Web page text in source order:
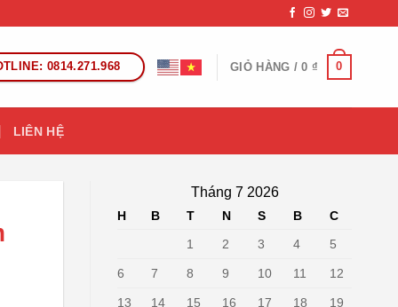
0814.271.968 GIỎ HÀNG /0 ₫ 0
LIÊN HỆ
Tháng 7 2026
H B T N S B
C
1
2 3 4 5
6 7 8 9 10 11 12
13 14 15 16 17 18 19